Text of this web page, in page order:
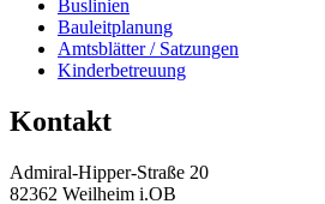
Buslinien
Bauleitplanung
Amtsblätter / Satzungen
Kinderbetreuung
Kontakt
Admiral-Hipper-Straße 20
82362 Weilheim i.OB